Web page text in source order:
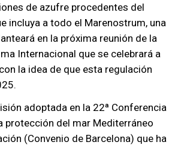
de azufre procedentes del
incluya a todo el Marenostrum, una
en la próxima reunión de la
Internacional que se celebrará a
la idea de que esta regulación
adoptada en la 22ª Conferencia
protección del mar Mediterráneo
(Convenio de Barcelona) que ha